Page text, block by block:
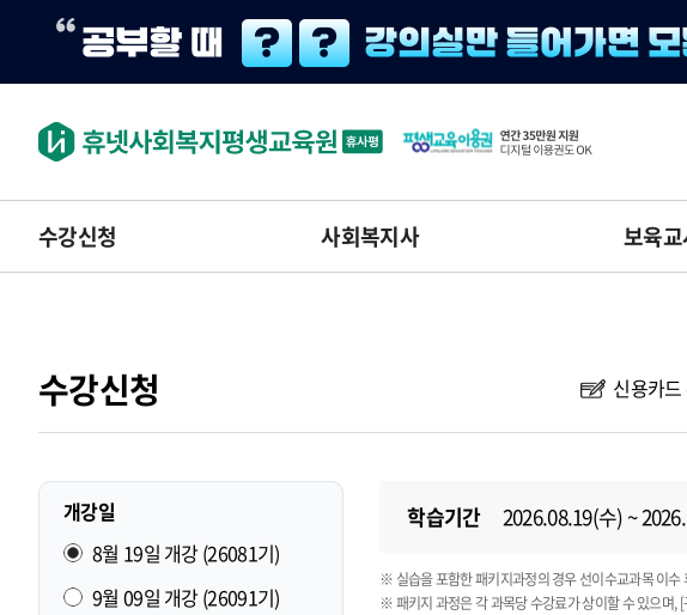
수강신청 사회복지사 보육
수강신청 신용카
개강일
8월 19일 개강 (26081기)
9월 09일 개강 (26091기)
학습기간 2026.08.19(수) ~
※ 실습을 포함한 패키지과정의 경우 선이수교과목 이
※ 패키지 과정은 각 과목당 수강료가 상이할 수 있으며,